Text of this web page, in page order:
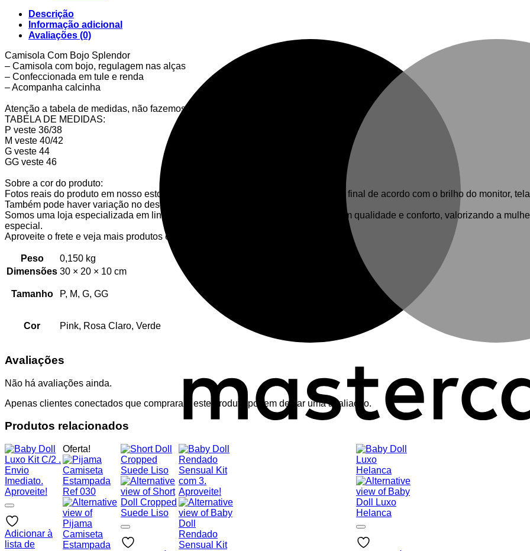
Descrição
Informação adicional
Avaliações (0)
Camisola Com Bojo Splendor
– Camisola com bojo, regulagem nas alças
– Confeccionada em tule e renda
– Acompanha calcinha
Atenção a tabela de medidas, não fazemos trocas de peças íntimas.
TABELA DE MEDIDAS:
P veste 36/38
M veste 40/42
G veste 44
GG veste 46
Sobre a cor do produto:
Fotos reais do produto em nosso estoque. Pode haver variação na cor do produto final de acordo com o brilho do monitor,
Também pode haver variação no desenho da renda.
Somos uma loja especializada em lingerie, sempre trazendo lindas novidades com qualidade e conforto, valorizando a
especial.
Aproveite o frete e veja mais produtos em nossa loja.
Peso
0,150 kg
Dimensões 30 × 20 × 10 cm
Tamanho P, M, G, GG
Cor Pink, Rosa Claro, Verde
Avaliações
Não há avaliações ainda.
Apenas clientes conectados que compraram este produto podem deixar uma avaliação.
Produtos relacionados
Adicionar à
lista de
Oferta!